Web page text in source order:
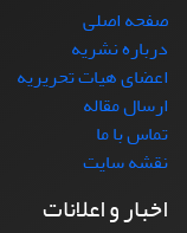
صفحه اصلی
درباره نشریه
اعضای هیات تحریریه
ارسال مقاله
تماس با ما
نقشه سایت
اخبار و اعلانات